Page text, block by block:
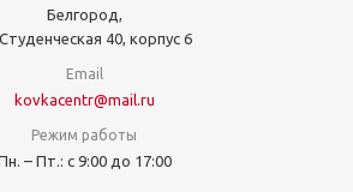
Белгород,
40, корпус 6
Email
kovkacentr@mail.ru
Режим работы
– Пт.: с 9:00 до 17:00